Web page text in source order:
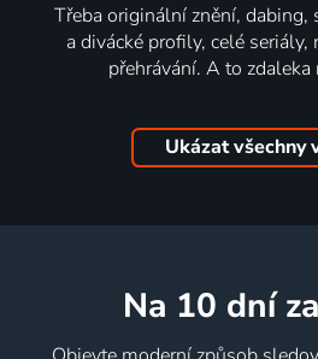
Třeba originální znění, dabing,
a divácké profily, celé
přehrávání. A to zdaleka
Ukázat všechny
na 10 dní